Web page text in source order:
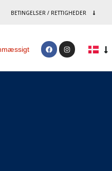
BETINGELSER / RETTIGHEDER